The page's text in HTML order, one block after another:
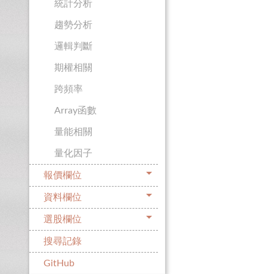
統計分析
趨勢分析
邏輯判斷
期權相關
跨頻率
Array函數
量能相關
量化因子
報價欄位
資料欄位
選股欄位
搜尋記錄
GitHub